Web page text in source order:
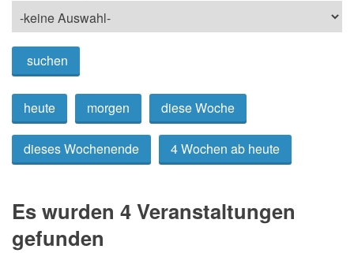
suchen
heute morgen diese Woche
dieses Wochenende 4 Wochen ab heute
Es wurden 4 Veranstaltungen
gefunden